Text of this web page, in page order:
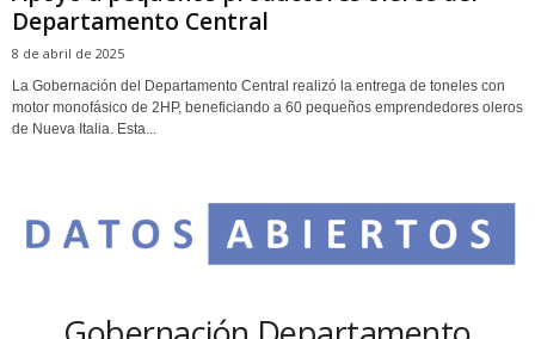
Departamento Central
8 de abril de 2025
La Gobernación del Departamento Central realizó la entrega de toneles con
motor monofásico de 2HP, beneficiando a 60 pequeños emprendedores oleros
de Nueva Italia. Esta...